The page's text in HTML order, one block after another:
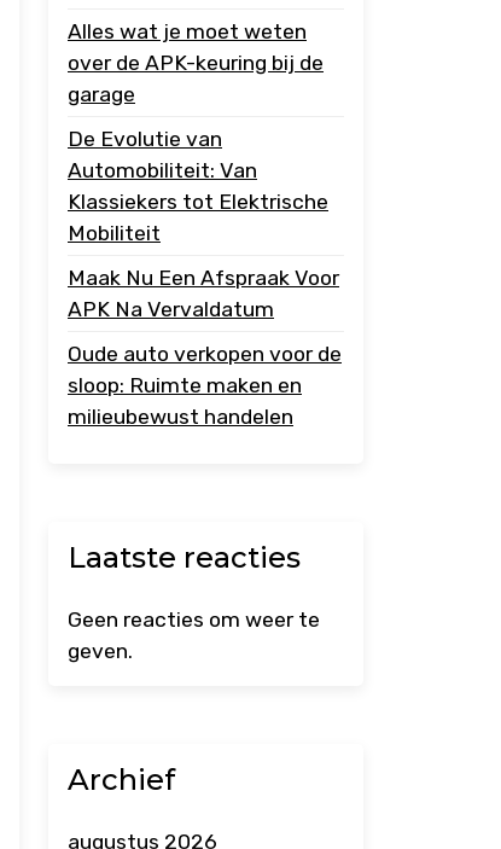
Alles wat je moet weten
over de APK-keuring bij de
garage
De Evolutie van
Automobiliteit: Van
Klassiekers tot Elektrische
Mobiliteit
Maak Nu Een Afspraak Voor
APK Na Vervaldatum
Oude auto verkopen voor de
sloop: Ruimte maken en
milieubewust handelen
Laatste reacties
Geen reacties om weer te
geven.
Archief
augustus 2026